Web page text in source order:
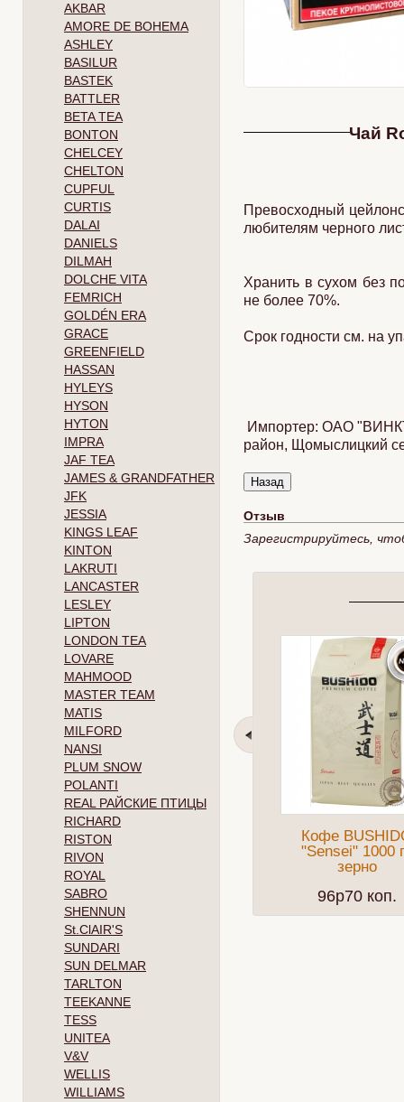
AKBAR
AMORE DE BOHEMA
ASHLEY
BASILUR
BASTEK
BATTLER
BETA TEA
BONTON
CHELCEY
CHELTON
CUPFUL
CURTIS
DALAI
DANIELS
DILMAH
DOLCHE VITA
FEMRICH
GOLDÉN ERA
GRACE
GREENFIELD
HASSAN
HYLEYS
HYSON
HYTON
IMPRA
JAF TEA
JAMES & GRANDFATHER
JFK
JESSIA
KINGS LEAF
KINTON
LAKRUTI
LANCASTER
LESLEY
LIPTON
LONDON TEA
LOVARE
MAHMOOD
MASTER TEAM
MATIS
MILFORD
NANSI
PLUM SNOW
POLANTI
REAL РАЙСКИЕ ПТИЦЫ
RICHARD
RISTON
RIVON
ROYAL
SABRO
SHENNUN
St.ClAIR'S
SUNDARI
SUN DELMAR
TARLTON
TEEKANNE
TESS
UNITEA
V&V
WELLIS
WILLIAMS
Чай
Превосходный
любителям черного
Хранить в сухом без
не более 70%.
Срок годности см. на
Импортер: ОАО
район, Щомыслицкий
Отзыв
Зарегистрируйтесь,
Кофе
"Sensei" 1000
зерно
96p70 коп.